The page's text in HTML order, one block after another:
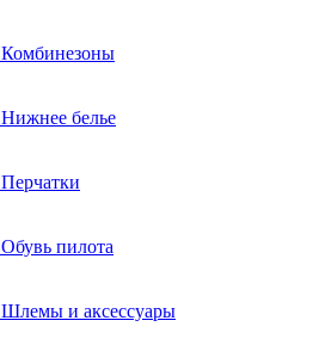
Комбинезоны
Нижнее белье
Перчатки
Обувь пилота
Шлемы и аксессуары